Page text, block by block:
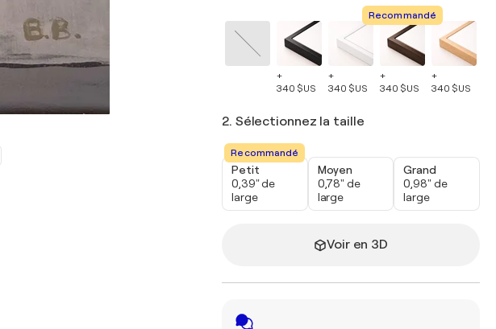
+
340 $US
+
340 $US
Recommandé
+
340 $US
+
340 $US
2. Sélectionnez la taille
Recommandé
Petit
0,39" de
large
Moyen
0,78" de
large
Grand
0,98" de
large
Voir en 3D